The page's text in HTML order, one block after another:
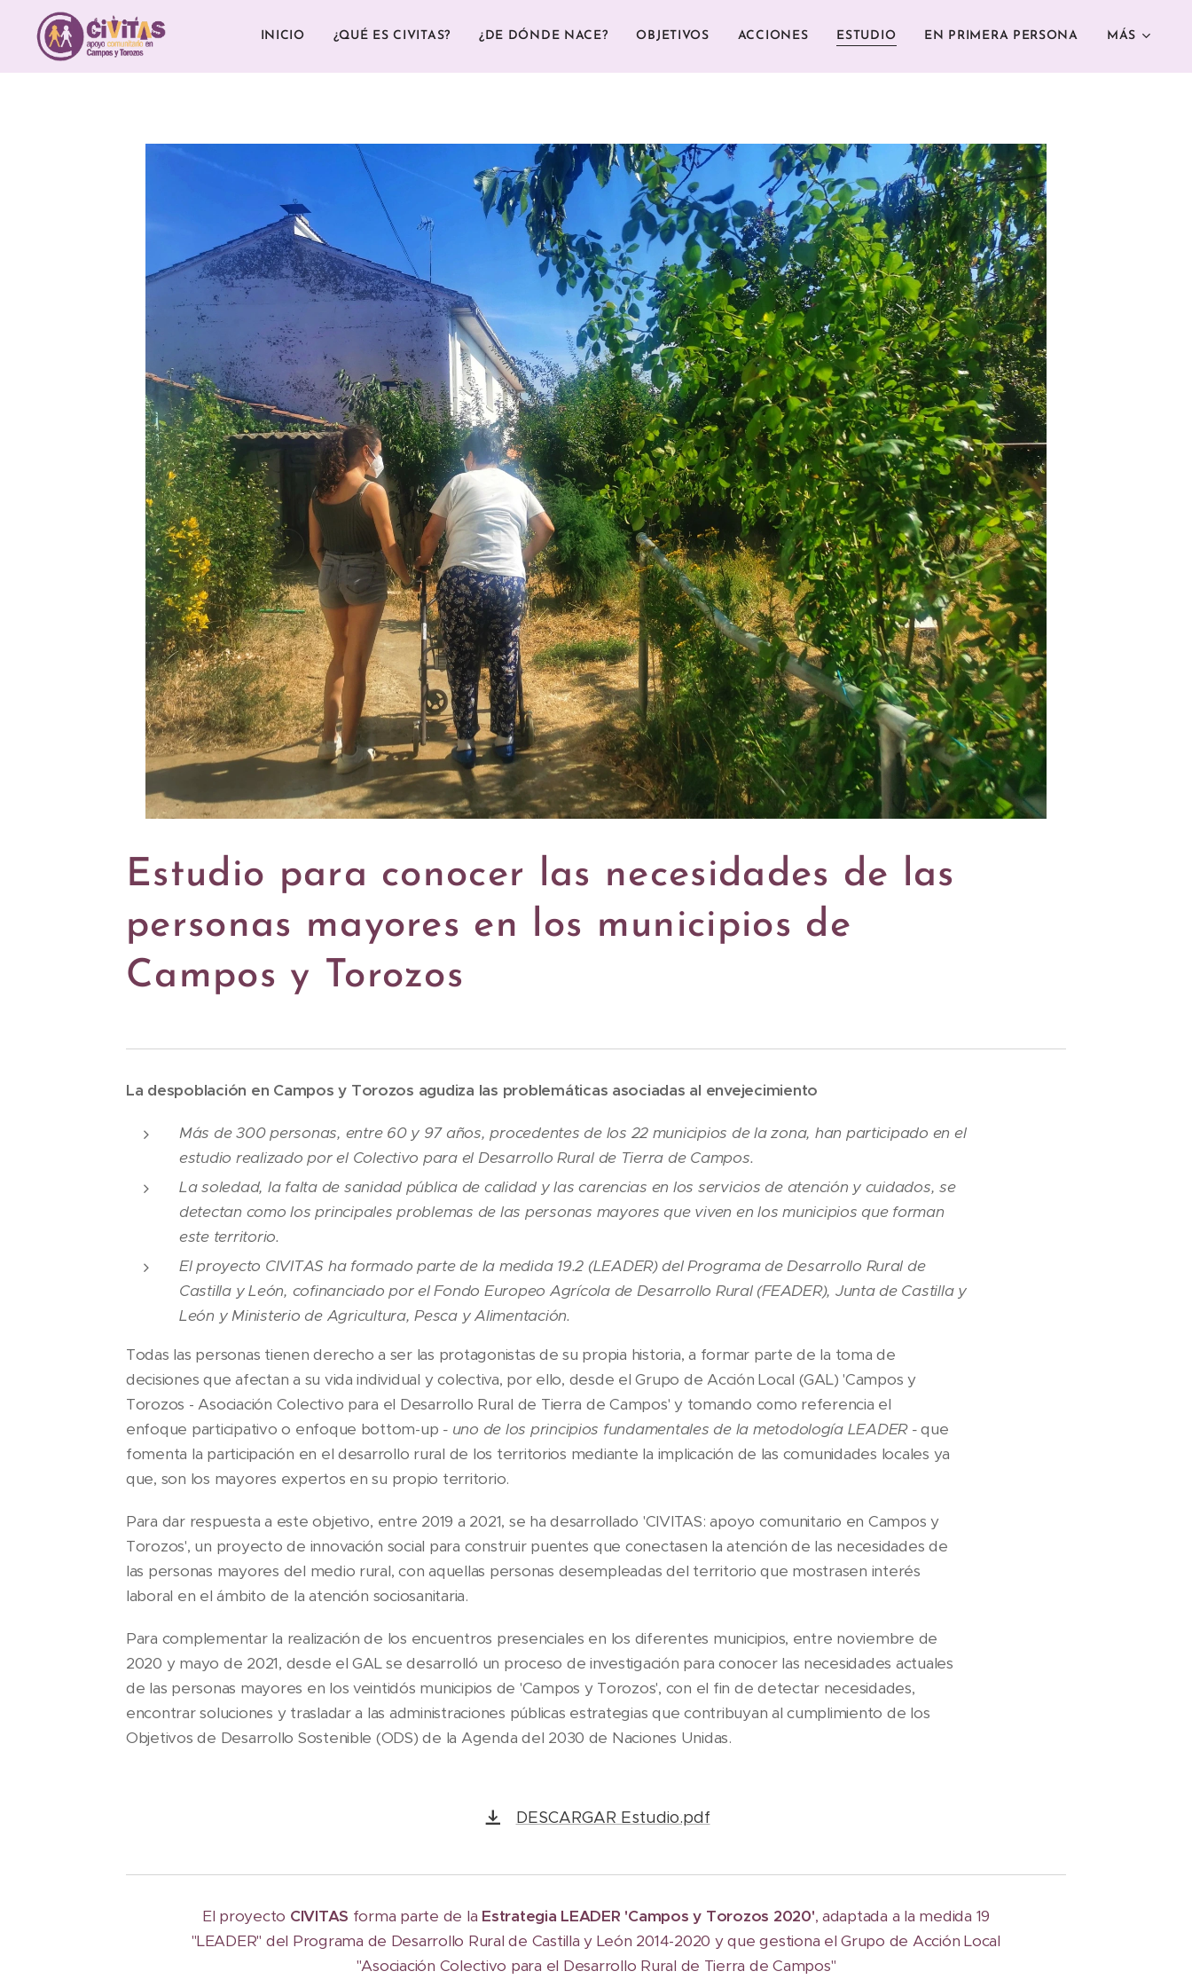
INICIO ¿QUÉ ES CIVITAS? ¿DE DÓNDE NACE? OBJETIVOS ACCIONES ESTUDIO EN PRIMERA PERSONA MÁS
Estudio para conocer las necesidades de las
personas mayores en los municipios de
Campos y Torozos
La despoblación en Campos y Torozos agudiza las problemáticas asociadas al envejecimiento
Más de 300 personas, entre 60 y 97 años, procedentes de los 22 municipios de la zona, han participado en el
estudio realizado por el Colectivo para el Desarrollo Rural de Tierra de Campos.
La soledad, la falta de sanidad pública de calidad y las carencias en los servicios de atención y cuidados, se
detectan como los principales problemas de las personas mayores que viven en los municipios que forman
este territorio.
El proyecto CIVITAS ha formado parte de la medida 19.2 (LEADER) del Programa de Desarrollo Rural de
Castilla y León, cofinanciado por el Fondo Europeo Agrícola de Desarrollo Rural (FEADER), Junta de Castilla y
León y Ministerio de Agricultura, Pesca y Alimentación.
Todas las personas tienen derecho a ser las protagonistas de su propia historia, a formar parte de la toma de
decisiones que afectan a su vida individual y colectiva, por ello, desde el Grupo de Acción Local (GAL) 'Campos y
Torozos - Asociación Colectivo para el Desarrollo Rural de Tierra de Campos' y tomando como referencia el
enfoque participativo o enfoque bottom-up - uno de los principios fundamentales de la metodología LEADER -que
fomenta la participación en el desarrollo rural de los territorios mediante la implicación de las comunidades locales ya
que, son los mayores expertos en su propio territorio.
Para dar respuesta a este objetivo, entre 2019 a 2021, se ha desarrollado 'CIVITAS: apoyo comunitario en Campos y
Torozos', un proyecto de innovación social para construir puentes que conectasen la atención de las necesidades de
las personas mayores del medio rural, con aquellas personas desempleadas del territorio que mostrasen interés
laboral en el ámbito de la atención sociosanitaria.
Para complementar la realización de los encuentros presenciales en los diferentes municipios, entre noviembre de
2020 y mayo de 2021, desde el GAL se desarrolló un proceso de investigación para conocer las necesidades actuales
de las personas mayores en los veintidós municipios de 'Campos y Torozos', con el fin de detectar necesidades,
encontrar soluciones y trasladar a las administraciones públicas estrategias que contribuyan al cumplimiento de los
Objetivos de Desarrollo Sostenible (ODS) de la Agenda del 2030 de Naciones Unidas.
DESCARGAR Estudio.pdf
El proyecto CIVITAS forma parte de la Estrategia LEADER 'Campos y Torozos 2020', adaptada a la medida 19
"LEADER" del Programa de Desarrollo Rural de Castilla y León 2014-2020 y que gestiona el Grupo de Acción Local
"Asociación Colectivo para el Desarrollo Rural de Tierra de Campos"